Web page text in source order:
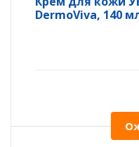
DermoViva, 140